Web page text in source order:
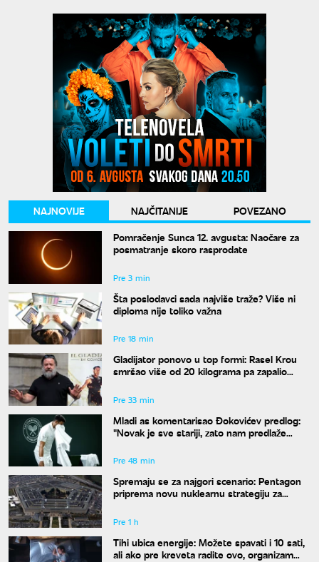
NAJNOVIJE NAJČITANIJE
POVEZANO
Pomračenje Sunca 12. avgusta: Naočare za
posmatranje skoro rasprodate
Pre 3 min
Šta poslodavci sada najviše traže? Više ni
diploma nije toliko važna
Pre 18 min
Gladijator ponovo u top formi: Rasel Krou
smršao više od 20 kilograma pa zapalio
Pre 33 min
Mladi as komentarisao Đokovićev predlog:
"Novak je sve stariji, zato nam predlaže
Pre 48 min
Spremaju se za najgori scenario: Pentagon
priprema novu nuklearnu strategiju za
Pre 1 h
Tihi ubica energije: Možete spavati i 10 sati,
ali ako pre kreveta radite ovo, organizam